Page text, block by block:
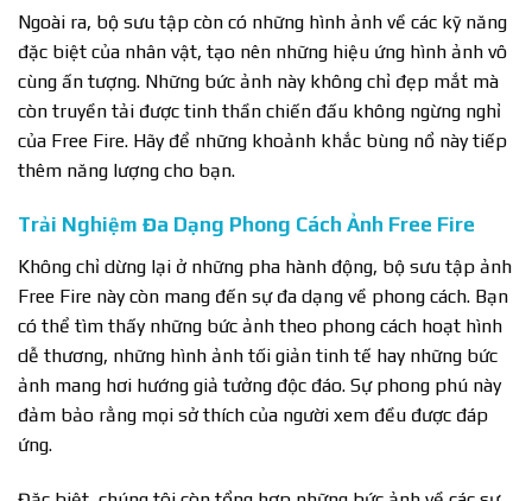
Ngoài ra, bộ sưu tập còn có những hình ảnh về các kỹ năng
đặc biệt của nhân vật, tạo nên những hiệu ứng hình ảnh vô
cùng ấn tượng. Những bức ảnh này không chỉ đẹp mắt mà
còn truyền tải được tinh thần chiến đấu không ngừng nghỉ
của Free Fire. Hãy để những khoảnh khắc bùng nổ này tiếp
thêm năng lượng cho bạn.
Trải Nghiệm Đa Dạng Phong Cách Ảnh Free Fire
Không chỉ dừng lại ở những pha hành động, bộ sưu tập ảnh
Free Fire này còn mang đến sự đa dạng về phong cách. Bạn
có thể tìm thấy những bức ảnh theo phong cách hoạt hình
dễ thương, những hình ảnh tối giản tinh tế hay những bức
ảnh mang hơi hướng giả tưởng độc đáo. Sự phong phú này
đảm bảo rằng mọi sở thích của người xem đều được đáp
ứng.